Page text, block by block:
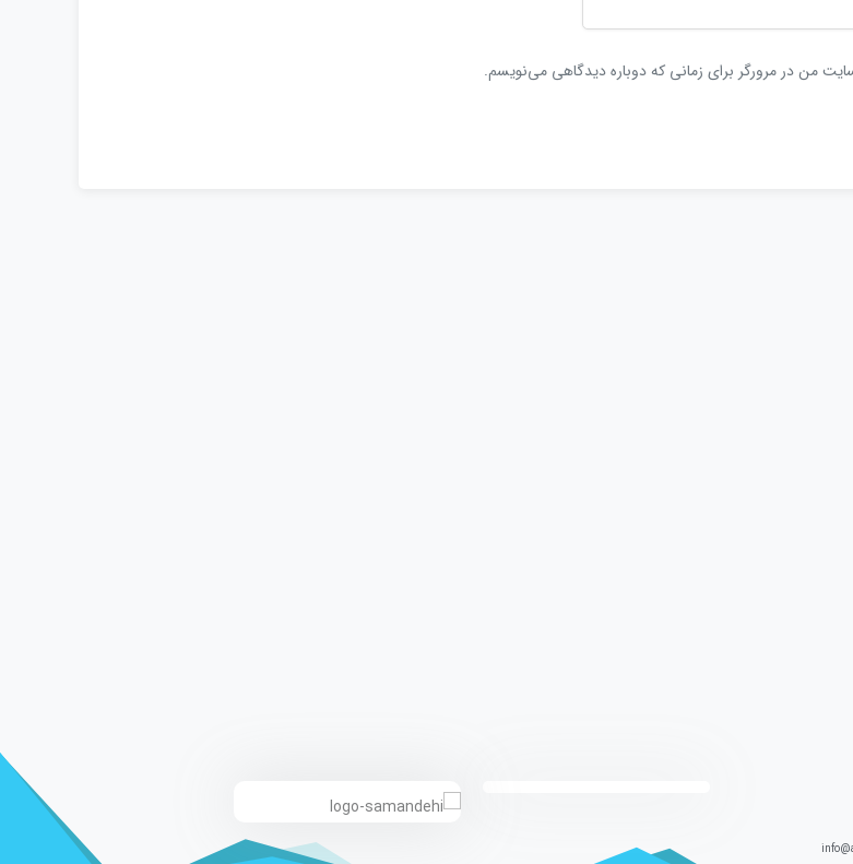
من در مرورگر برای زمانی که دوباره دیدگاهی می‌نویسم.